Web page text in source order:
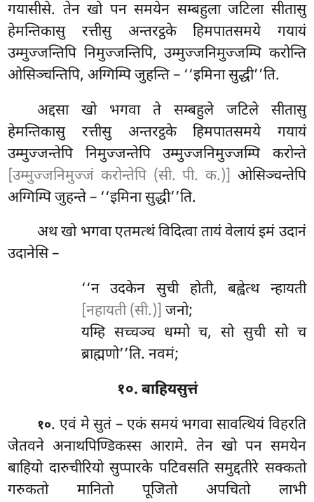
गयासीसे. तेन खो पन समयेन सम्बहुला जटिला सीतासु
हेमन्तिकासु रत्तीसु अन्तरट्ठके हिमपातसमये गयायं
उम्मुज्जन्तिपि निमुज्जन्तिपि, उम्मुज्जनिमुज्जम्पि करोन्ति
ओसिञ्चन्तिपि, अग्गिम्पि जुहन्ति – ‘‘इमिना सुद्धी’’ति.
अद्दसा खो भगवा ते सम्बहुले जटिले सीतासु
हेमन्तिकासु रत्तीसु अन्तरट्ठके हिमपातसमये गयायं
उम्मुज्जन्तेपि निमुज्जन्तेपि उम्मुज्जनिमुज्जम्पि करोन्ते
[उम्मुज्जनिमुज्जं करोन्तेपि (सी. पी. क.)]
ओसिञ्चन्तेपि
अग्गिम्पि जुहन्ते – ‘‘इमिना सुद्धी’’ति.
अथखो भगवा एतमत्थं विदित्वा तायं वेलायं इमं उदानं
उदानेसि –
‘‘न उदकेन सुची होती, बह्वेत्थ न्हायती
[नहायती (सी.)] जनो;
यम्हि सच्चञ्च धम्मो च, सो सुची सो च
ब्राह्मणो’’ति. नवमं;
१०. बाहियसुत्तं
१०. एवं मे सुतं – एकं समयं भगवा सावत्थियं विहरति
जेतवने अनाथपिण्डिकस्स आरामे. तेन खो पन समयेन
बाहियो दारुचीरियो सुप्पारके पटिवसति समुद्दतीरे सक्कतो
गरुकतो मानितो पूजितो अपचितो लाभी